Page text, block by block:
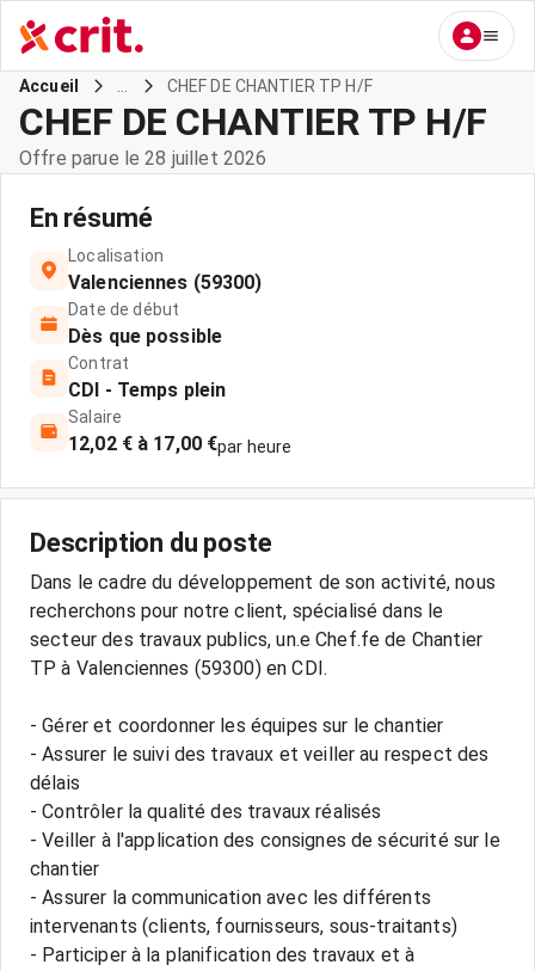
Accueil CHEF DE CHANTIER TP H/F
CHEF DE CHANTIER TP H/F
Offre parue le 28 juillet 2026
En résumé
Localisation
Valenciennes (59300)
Date de début
Dès que possible
Contrat
CDI - Temps plein
Salaire
12,02 € à 17,00 €par heure
Description du poste
Dans le cadre du développement de son activité, nous
recherchons pour notre client, spécialisé dans le
secteur des travaux publics, un.e Chef.fe de Chantier
TP à Valenciennes (59300) en CDI.
- Gérer et coordonner les équipes sur le chantier
- Assurer le suivi des travaux et veiller au respect des
délais
- Contrôler la qualité des travaux réalisés
- Veiller à l'application des consignes de sécurité sur le
chantier
- Assurer la communication avec les différents
intervenants (clients, fournisseurs, sous-traitants)
- Participer à la planification des travaux et à